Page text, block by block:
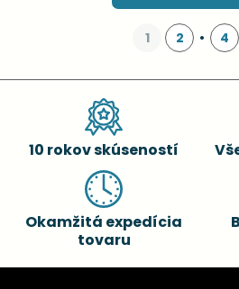
1 2 4
10 rokov skúseností
Okamžitá expedícia
tovaru